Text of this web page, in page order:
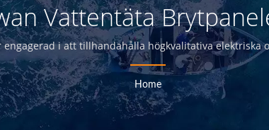
Vattentäta
YIS Marine
i att tillhandahålla högkvalitativa
och båtbyggare inom den marina industrin i
Home